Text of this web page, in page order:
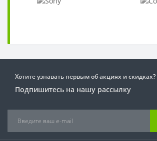
Хотите узнавать первым об акциях и скидках?
Подпишитесь на нашу рассылку